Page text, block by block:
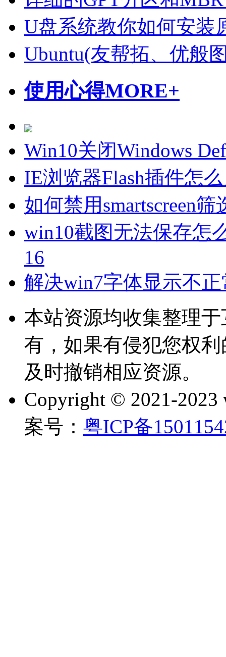
U盘系统教你如何安装
Ubuntu(友帮拓、优般
使用心得MORE+
Win10关闭Windows
IE浏览器Flash插件怎
如何禁用smartscreen
win10截图无法保存怎
16
解决win7字体显示不
本站资源均收集整理
有，如果有侵犯您权
及时撤销相应资源。
Copyright © 2021-2023
案号： 粤ICP备